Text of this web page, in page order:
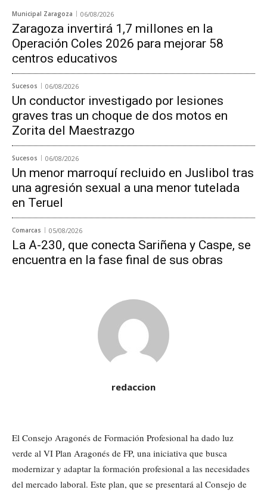
Municipal Zaragoza 06/08/2026
Zaragoza invertirá 1,7 millones en la
Operación Coles 2026 para mejorar 58
centros educativos
Sucesos 06/08/2026
Un conductor investigado por lesiones
graves tras un choque de dos motos en
Zorita del Maestrazgo
Sucesos 06/08/2026
Un menor marroquí recluido en Juslibol tras
una agresión sexual a una menor tutelada
en Teruel
Comarcas 05/08/2026
La A-230, que conecta Sariñena y Caspe, se
encuentra en la fase final de sus obras
redaccion
El Consejo Aragonés de Formación Profesional ha dado luz
verde al VI Plan Aragonés de FP, una iniciativa que busca
modernizar y adaptar la formación profesional a las necesidades
del mercado laboral. Este plan, que se presentará al Consejo de